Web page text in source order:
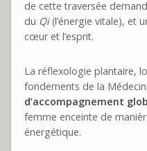
de cette traversée
du Qi(l’énergie vitale), et
cœur et l’esprit.
La réflexologie plantaire,
fondements de la
d’accompagnement
femme enceinte de
énergétique.